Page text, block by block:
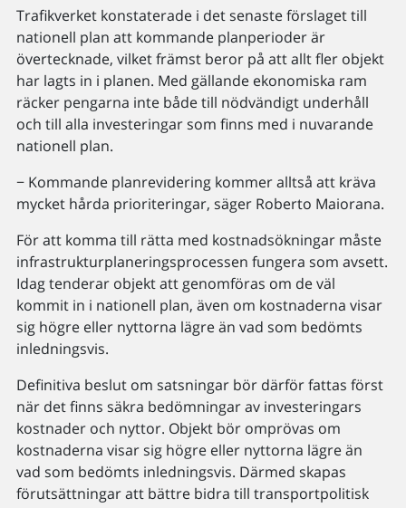
Trafikverket konstaterade i det senaste förslaget till
nationell plan att kommande planperioder är
övertecknade, vilket främst beror på att allt fler objekt
har lagts in i planen. Med gällande ekonomiska ram
räcker pengarna inte både till nödvändigt underhåll
och till alla investeringar som finns med i nuvarande
nationell plan.
− Kommande planrevidering kommer alltså att kräva
mycket hårda prioriteringar, säger Roberto Maiorana.
För att komma till rätta med kostnadsökningar måste
infrastrukturplaneringsprocessen fungera som avsett.
Idag tenderar objekt att genomföras om de väl
kommit in i nationell plan, även om kostnaderna visar
sig högre eller nyttorna lägre än vad som bedömts
inledningsvis.
Definitiva beslut om satsningar bör därför fattas först
när det finns säkra bedömningar av investeringars
kostnader och nyttor. Objekt bör omprövas om
kostnaderna visar sig högre eller nyttorna lägre än
vad som bedömts inledningsvis. Därmed skapas
förutsättningar att bättre bidra till transportpolitisk